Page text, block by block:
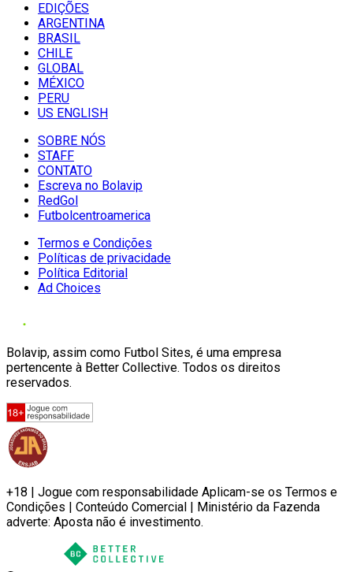
EDIÇÕES
ARGENTINA
BRASIL
CHILE
GLOBAL
MÉXICO
PERU
US ENGLISH
SOBRE NÓS
STAFF
CONTATO
Escreva no Bolavip
RedGol
Futbolcentroamerica
Termos e Condições
Políticas de privacidade
Política Editorial
Ad Choices
Bolavip, assim como Futbol Sites, é uma empresa
pertencente à Better Collective. Todos os direitos
reservados.
+18 | Jogue com responsabilidade Aplicam-se os Termos e
Condições | Conteúdo Comercial | Ministério da Fazenda
adverte: Aposta não é investimento.